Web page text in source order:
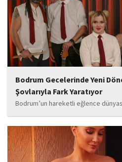
seçimleri...
Bodrum Gecelerinde Yeni
Şovlarıyla Fark Yaratıyor
Bodrum’un hareketli eğlence
iddialı bir giriş yapan “Paradox” ile
sahne performansı, uluslararası
deneyimli müzisyen kadrosuyla